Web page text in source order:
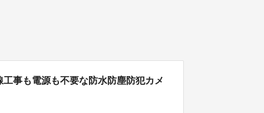
事も電源も不要な防水防塵防犯カメ